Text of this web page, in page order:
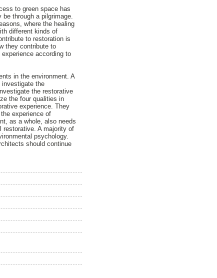
to green space has
through a pilgrimage.
where the healing
different kinds of
to restoration is
they contribute to
according to
in the environment. A
investigate the
the restorative
the four qualities in
experience. They
experience of
as a whole, also needs
restorative. A majority of
psychology.
should continue